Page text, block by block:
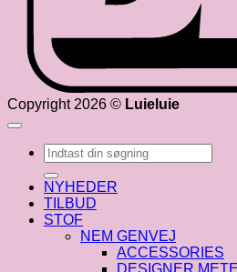
Copyright 2026 © Luieluie
Søg
efter:
NYHEDER
TILBUD
STOF
NEM GENVEJ
ACCESSORIES
DESIGNER